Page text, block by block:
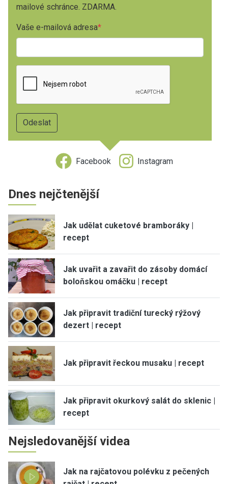
mailové schránce. ZDARMA.
Vaše e-mailová adresa
Facebook Instagram
Dnes nejčtenější
Jak udělat cuketové bramboráky |
recept
Jak uvařit a zavařit do zásoby domácí
boloňskou omáčku | recept
Jak připravit tradiční turecký rýžový
dezert | recept
Jak připravit řeckou musaku | recept
Jak připravit okurkový salát do sklenic |
recept
Nejsledovanější videa
Jak na rajčatovou polévku z pečených